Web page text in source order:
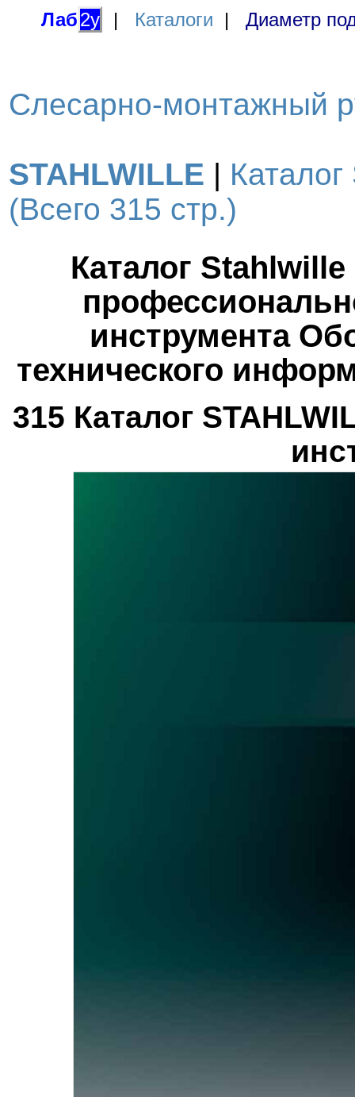
Лаб2у | Каталоги | Диаметр
Слесарно-монтажный
STAHLWILLE |
(Всего 315 стр.)
Каталог
инструмента
технического
315 Каталог